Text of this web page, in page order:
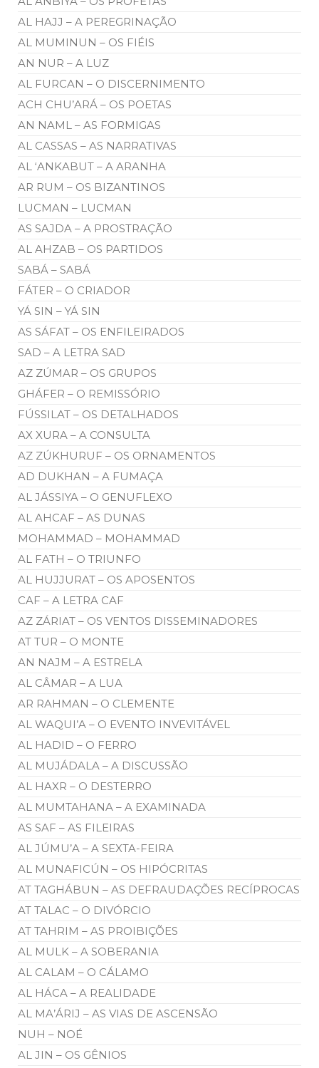
AL HAJJ – A PEREGRINAÇÃO
AL MUMINUN – OS FIÉIS
AN NUR – A LUZ
AL FURCAN – O DISCERNIMENTO
ACH CHU’ARÁ – OS POETAS
AN NAML – AS FORMIGAS
AL CASSAS – AS NARRATIVAS
AL ‘ANKABUT – A ARANHA
AR RUM – OS BIZANTINOS
LUCMAN – LUCMAN
AS SAJDA – A PROSTRAÇÃO
AL AHZAB – OS PARTIDOS
SABÁ – SABÁ
FÁTER – O CRIADOR
YÁ SIN – YÁ SIN
AS SÁFAT – OS ENFILEIRADOS
SAD – A LETRA SAD
AZ ZÚMAR – OS GRUPOS
GHÁFER – O REMISSÓRIO
FÚSSILAT – OS DETALHADOS
AX XURA – A CONSULTA
AZ ZÚKHURUF – OS ORNAMENTOS
AD DUKHAN – A FUMAÇA
AL JÁSSIYA – O GENUFLEXO
AL AHCAF – AS DUNAS
MOHAMMAD – MOHAMMAD
AL FATH – O TRIUNFO
AL HUJJURAT – OS APOSENTOS
CAF – A LETRA CAF
AZ ZÁRIAT – OS VENTOS DISSEMINADORES
AT TUR – O MONTE
AN NAJM – A ESTRELA
AL CÂMAR – A LUA
AR RAHMAN – O CLEMENTE
AL WAQUI’A – O EVENTO INVEVITÁVEL
AL HADID – O FERRO
AL MUJÁDALA – A DISCUSSÃO
AL HAXR – O DESTERRO
AL MUMTAHANA – A EXAMINADA
AS SAF – AS FILEIRAS
AL JÚMU’A – A SEXTA-FEIRA
AL MUNAFICÚN – OS HIPÓCRITAS
AT TAGHÁBUN – AS DEFRAUDAÇÕES RECÍPROCAS
AT TALAC – O DIVÓRCIO
AT TAHRIM – AS PROIBIÇÕES
AL MULK – A SOBERANIA
AL CALAM – O CÁLAMO
AL HÁCA – A REALIDADE
AL MA’ÁRIJ – AS VIAS DE ASCENSÃO
NUH – NOÉ
AL JIN – OS GÊNIOS